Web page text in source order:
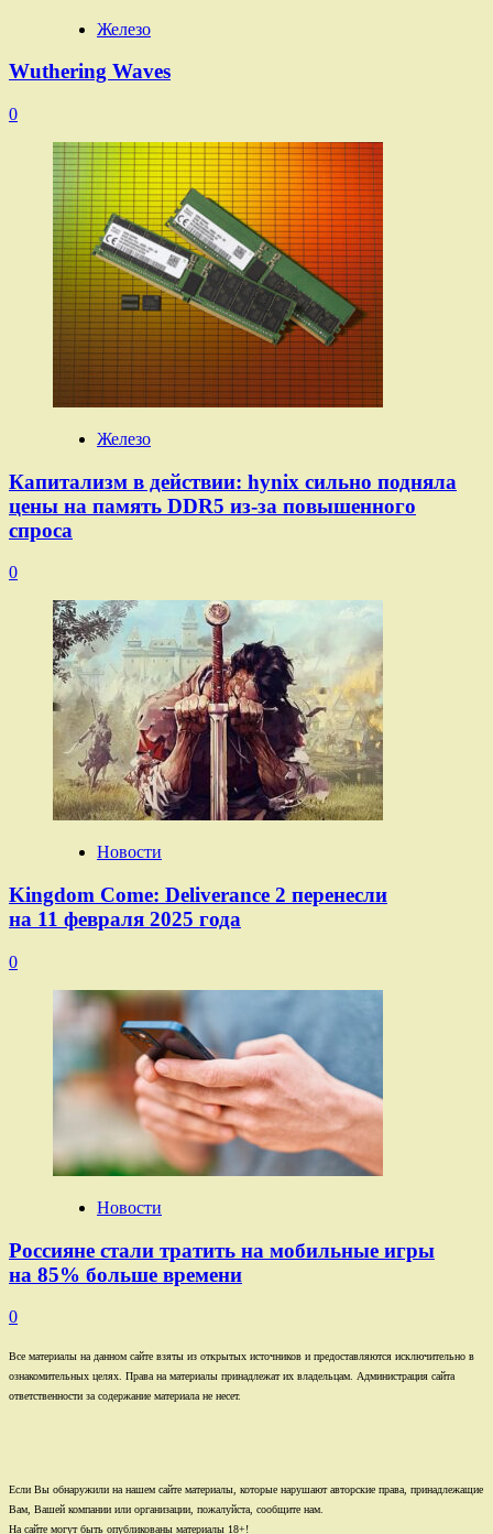
Железо
Wuthering Waves
0
Железо
Капитализм в действии: hynix сильно подняла
цены на память DDR5 из-за повышенного
спроса
0
Новости
Kingdom Come: Deliverance 2 перенесли
на 11 февраля 2025 года
0
Новости
Россияне стали тратить на мобильные игры
на 85% больше времени
0
Все материалы на данном сайте взяты из открытых источников и предоставляются исключительно в
ознакомительных целях. Права на материалы принадлежат их владельцам. Администрация сайта
ответственности за содержание материала не несет.
Если Вы обнаружили на нашем сайте материалы, которые нарушают авторские права, принадлежащие
Вам, Вашей компании или организации, пожалуйста, сообщите нам.
На сайте могут быть опубликованы материалы 18+!